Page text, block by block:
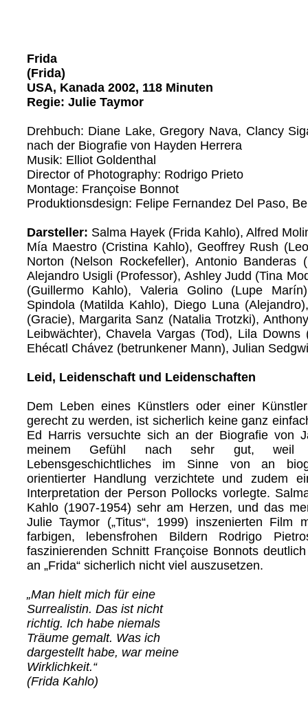
Frida
(Frida)
USA, Kanada 2002, 118 Minuten
Regie: Julie Taymor
Drehbuch: Diane Lake, Gregory Nava, Clancy
nach der Biografie von Hayden Herrera
Musik: Elliot Goldenthal
Director of Photography: Rodrigo Prieto
Montage: Françoise Bonnot
Produktionsdesign: Felipe Fernandez Del Paso,
Darsteller: Salma Hayek (Frida Kahlo), Alfred
Mía Maestro (Cristina Kahlo), Geoffrey Rush
Norton (Nelson Rockefeller), Antonio Banderas
Alejandro Usigli (Professor), Ashley Judd (Tina
(Guillermo Kahlo), Valeria Golino (Lupe
Spindola (Matilda Kahlo), Diego Luna
(Gracie), Margarita Sanz (Natalia Trotzki),
Leibwächter), Chavela Vargas (Tod), Lila Downs
Ehécatl Chávez (betrunkener Mann), Julian
Leid, Leidenschaft und Leidenschaften
Dem Leben eines Künstlers oder einer
gerecht zu werden, ist sicherlich keine ganz
Ed Harris versuchte sich an der Biografie von
meinem Gefühl nach sehr gut,
Lebensgeschichtliches im Sinne von an
orientierter Handlung verzichtete und zudem
Interpretation der Person Pollocks vorlegte.
Kahlo (1907-1954) sehr am Herzen, und das
Julie Taymor („Titus“, 1999) inszenierten Film
farbigen, lebensfrohen Bildern Rodrigo
faszinierenden Schnitt Françoise Bonnots
an „Frida“ sicherlich nicht viel auszusetzen.
„Man hielt mich für eine
Surrealistin. Das ist nicht
richtig. Ich habe niemals
Träume gemalt. Was ich
dargestellt habe, war meine
Wirklichkeit.“
(Frida Kahlo)